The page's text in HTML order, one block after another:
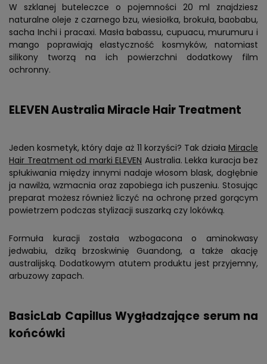
W szklanej buteleczce o pojemności 20 ml znajdziesz
naturalne oleje z czarnego bzu, wiesiołka, brokuła, baobabu,
sacha Inchi i pracaxi. Masła babassu, cupuacu, murumuru i
mango poprawiają elastyczność kosmyków, natomiast
silikony tworzą na ich powierzchni dodatkowy film
ochronny.
ELEVEN Australia Miracle Hair Treatment
Jeden kosmetyk, który daje aż 11 korzyści? Tak działa Miracle
Hair Treatment od marki ELEVEN Australia. Lekka kuracja bez
spłukiwania między innymi nadaje włosom blask, dogłębnie
ja nawilża, wzmacnia oraz zapobiega ich puszeniu. Stosując
preparat możesz również liczyć na ochronę przed gorącym
powietrzem podczas stylizacji suszarką czy lokówką.
Formuła kuracji została wzbogacona o aminokwasy
jedwabiu, dziką brzoskwinię Guandong, a także akację
australijską. Dodatkowym atutem produktu jest przyjemny,
arbuzowy zapach.
BasicLab Capillus Wygładzające serum na
końcówki